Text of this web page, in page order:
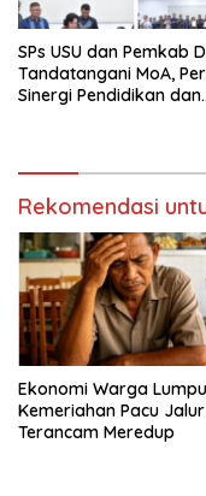
SPs USU dan Pemkab
Tandatangani MoA,
Sinergi Pendidikan dan
Rekomendasi
Ekonomi Warga
Kemeriahan Pacu
Terancam Meredup